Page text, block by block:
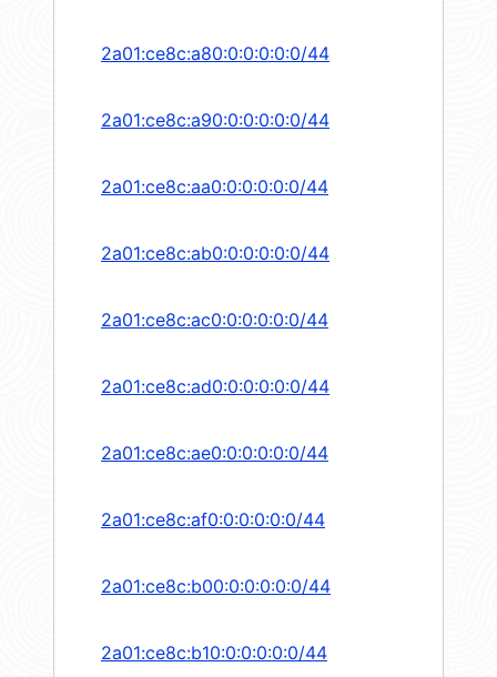
2a01:ce8c:a80:0:0:0:0:0/44
2a01:ce8c:a90:0:0:0:0:0/44
2a01:ce8c:aa0:0:0:0:0:0/44
2a01:ce8c:ab0:0:0:0:0:0/44
2a01:ce8c:ac0:0:0:0:0:0/44
2a01:ce8c:ad0:0:0:0:0:0/44
2a01:ce8c:ae0:0:0:0:0:0/44
2a01:ce8c:af0:0:0:0:0:0/44
2a01:ce8c:b00:0:0:0:0:0/44
2a01:ce8c:b10:0:0:0:0:0/44